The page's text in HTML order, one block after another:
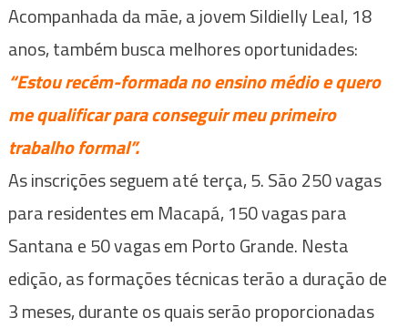
Acompanhada da mãe, a jovem Sildielly Leal, 18
anos, também busca melhores oportunidades:
“Estou recém-formada no ensino médio e quero
me qualificar para conseguir meu primeiro
trabalho formal”.
As inscrições seguem até terça, 5. São 250 vagas
para residentes em Macapá, 150 vagas para
Santana e 50 vagas em Porto Grande. Nesta
edição, as formações técnicas terão a duração de
3 meses, durante os quais serão proporcionadas